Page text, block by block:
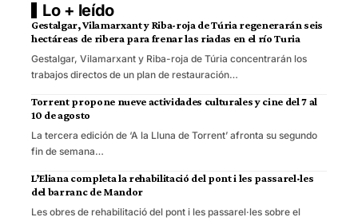
Lo + leído
Gestalgar, Vilamarxant y Riba-roja de Túria regenerarán seis
hectáreas de ribera para frenar las riadas en el río Turia
Gestalgar, Vilamarxant y Riba-roja de Túria concentrarán los
trabajos directos de un plan de restauración…
Torrent propone nueve actividades culturales y cine del 7 al
10 de agosto
La tercera edición de ‘A la Lluna de Torrent’ afronta su segundo
fin de semana…
L’Eliana completa la rehabilitació del pont i les passarel·les
del barranc de Mandor
Les obres de rehabilitació del pont i les passarel·les sobre el